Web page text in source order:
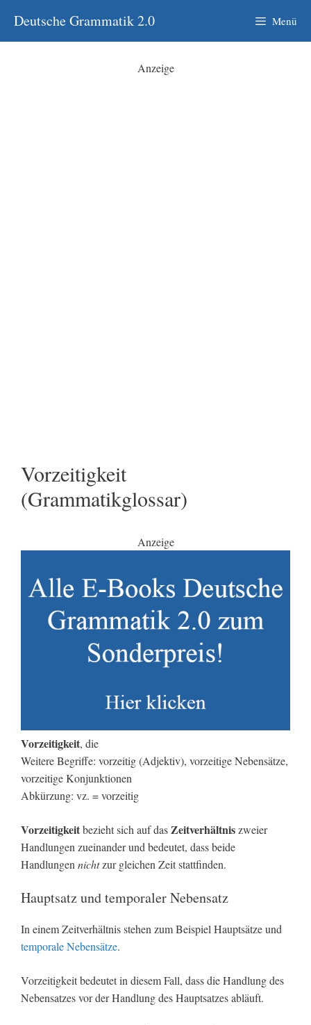
Inhalt
springen
Deutsche Grammatik 2.0 Menü
Anzeige
Vorzeitigkeit
(Grammatikglossar)
Anzeige
Vorzeitigkeit, die
Weitere Begriffe: vorzeitig (Adjektiv), vorzeitige Nebensätze,
vorzeitige Konjunktionen
Abkürzung: vz. = vorzeitig
Vorzeitigkeitbezieht sich auf dasZeitverhältniszweier
Handlungen zueinander und bedeutet, dass beide
Handlungen nichtzur gleichen Zeit stattfinden.
Hauptsatz und temporaler Nebensatz
In einem Zeitverhältnis stehen zum Beispiel Hauptsätze und
temporale Nebensätze.
Vorzeitigkeit bedeutet in diesem Fall, dass die Handlung des
Nebensatzes vor der Handlung des Hauptsatzes abläuft.